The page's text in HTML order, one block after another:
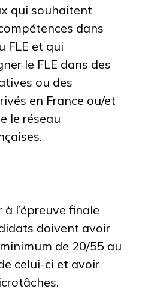
qui souhaitent
dans
FLE et qui
le FLE dans des
ou des
en France ou/et
le réseau
l’épreuve finale
doivent avoir
de 20/55 au
celui-ci et avoir